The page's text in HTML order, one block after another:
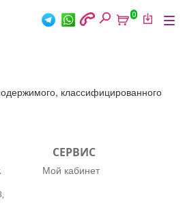
0
классифицированного
СЕРВИС
Мой кабинет